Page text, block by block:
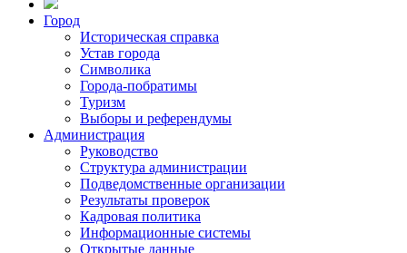
Город
Историческая справка
Устав города
Символика
Города-побратимы
Туризм
Выборы и референдумы
Администрация
Руководство
Структура администрации
Подведомственные организации
Результаты проверок
Кадровая политика
Информационные системы
Открытые данные